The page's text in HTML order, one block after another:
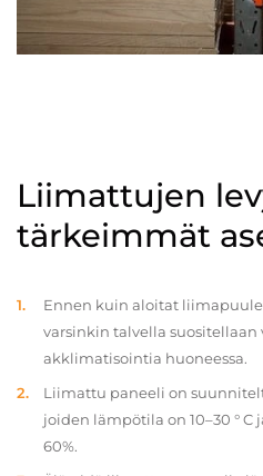
Liimattujen
tärkeimmät
Ennen kuin aloitat
varsinkin talvella suositellaan
akklimatisointia huoneessa.
Liimattu paneeli on
joiden lämpötila on 10–30 °
60%.